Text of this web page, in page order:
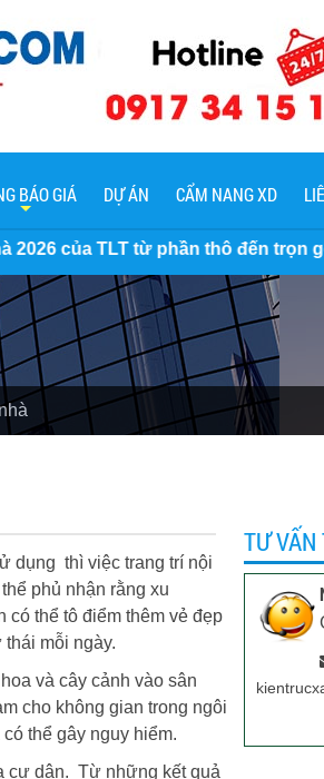
BÁO GIÁ DỰ ÁN CẨM NANG XD
phần thô đến trọn gói chìa khóa
dụng thì việc trang trí nội
phủ nhận rằng xu
thể tô điểm thêm vẻ đẹp
mỗi ngày.
và cây cảnh vào sân
cho không gian trong ngôi
thể gây nguy hiểm.
cư dân. Từ những kết quả
TƯ VẤN